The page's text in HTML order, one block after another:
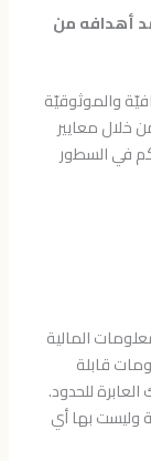
أهدافه من
والموثوقيّة
خلال معايير
في السطور
المالية
قابلة
للحدود.
وليست بها أي